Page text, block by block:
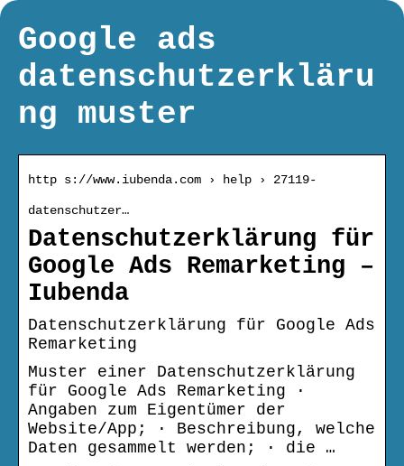
Google ads
datenschutzerkläru
ng muster
http s://www.iubenda.com › help › 27119-
datenschutzer…
Datenschutzerklärung für
Google Ads Remarketing –
Iubenda
Datenschutzerklärung für Google Ads
Remarketing
Muster einer Datenschutzerklärung
für Google Ads Remarketing ·
Angaben zum Eigentümer der
Website/App; · Beschreibung, welche
Daten gesammelt werden; · die …